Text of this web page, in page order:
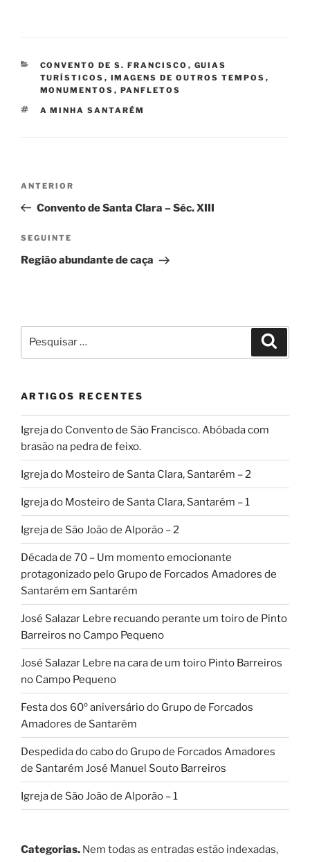
CATEGORIAS
CONVENTO DE S. FRANCISCO , GUIAS
TURÍSTICOS , IMAGENS DE OUTROS TEMPOS ,
MONUMENTOS , PANFLETOS
ETIQUETAS
A MINHA SANTARÉM
artigos
Conteúdo
anterior
ANTERIOR
Convento de Santa Clara – Séc. XIII
Conteúdo
seguinte
SEGUINTE
Região abundante de caça
por:
ARTIGOS RECENTES
Igreja do Convento de São Francisco. Abóbada com
brasão na pedra de feixo.
Igreja do Mosteiro de Santa Clara, Santarém – 2
Igreja do Mosteiro de Santa Clara, Santarém – 1
Igreja de São João de Alporão – 2
Década de 70 – Um momento emocionante
protagonizado pelo Grupo de Forcados Amadores de
Santarém em Santarém
José Salazar Lebre recuando perante um toiro de Pinto
Barreiros no Campo Pequeno
José Salazar Lebre na cara de um toiro Pinto Barreiros
no Campo Pequeno
Festa dos 60º aniversário do Grupo de Forcados
Amadores de Santarém
Despedida do cabo do Grupo de Forcados Amadores
de Santarém José Manuel Souto Barreiros
Igreja de São João de Alporão – 1
Categorias. Nem todas as entradas estão indexadas,